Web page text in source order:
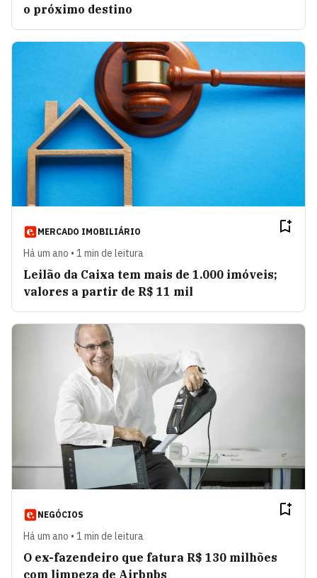
o próximo destino
MERCADO IMOBILIÁRIO
Há um ano • 1 min de leitura
Leilão da Caixa tem mais de 1.000 imóveis;
valores a partir de R$ 11 mil
NEGÓCIOS
Há um ano • 1 min de leitura
O ex-fazendeiro que fatura R$ 130 milhões
com limpeza de Airbnbs